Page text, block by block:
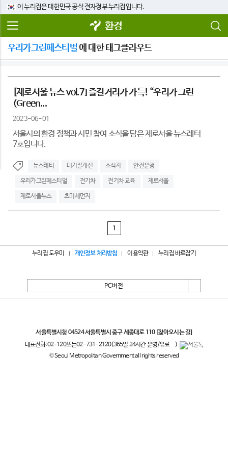
이 누리집은 대한민국 공식 전자정부 누리집입니다.
환경
우리가그린페스티벌에 대한 태그클라우드
[제로서울 뉴스 vol.7] 즐길거리가 가득! “우리가 그린
(Green...
2023-06-01
서울시의 환경 정책과 시민 참여 소식을 담은 제로서울 뉴스레터
7호입니다.
뉴스레터 대기질개선 소식지 안전운행
우리가그린페스티벌 전기차 전기차 교육 제로서울
제로서울뉴스 초미세먼지
1
누리집 도우미 개인정보 처리방침 이용약관 누리집 바로잡기
PC버전
서울특별시청 04524 서울특별시 중구 세종대로 110 [찾아오시는 길]
대표전화:02-120또는02-731-2120(365일 24시간 운영/유료
)
© Seoul Metropolitan Government all rights reserved